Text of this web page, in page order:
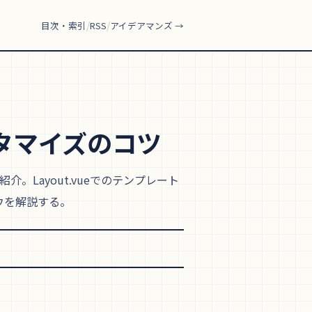
目次・索引 /RSS/アイデアマンズ →
マイズのコツ
介。Layout.vueでのテンプレート
解説する。